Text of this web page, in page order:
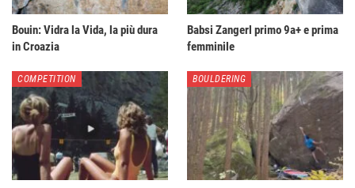
Bouin: Vidra la Vida, la più dura
in Croazia
Babsi Zangerl primo 9a+ e prima
femminile
COMPETITION BOULDERING